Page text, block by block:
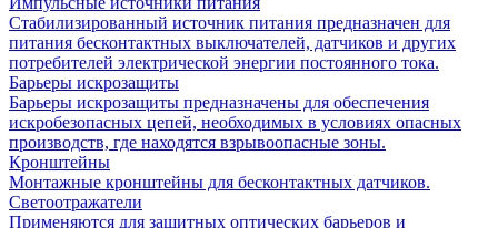
Стабилизированный источник питания предназначен для
питания бесконтактных выключателей, датчиков и других
потребителей электрической энергии постоянного тока.
Барьеры искрозащиты
Барьеры искрозащиты предназначены для обеспечения
искробезопасных цепей, необходимых в условиях опасных
производств, где находятся взрывоопасные зоны.
Кронштейны
Монтажные кронштейны для бесконтактных датчиков.
Светоотражатели
Применяются для защитных оптических барьеров и